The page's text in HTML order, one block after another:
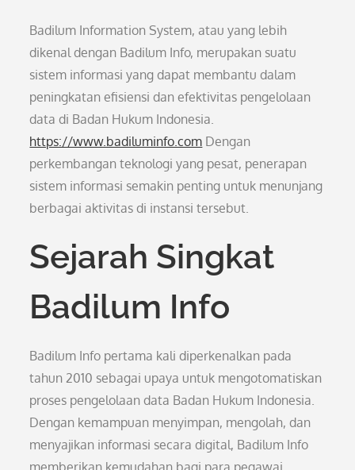
Badilum Information System, atau yang lebih
dikenal dengan Badilum Info, merupakan suatu
sistem informasi yang dapat membantu dalam
peningkatan efisiensi dan efektivitas pengelolaan
data di Badan Hukum Indonesia.
https://www.badiluminfo.com Dengan
perkembangan teknologi yang pesat, penerapan
sistem informasi semakin penting untuk menunjang
berbagai aktivitas di instansi tersebut.
Sejarah Singkat
Badilum Info
Badilum Info pertama kali diperkenalkan pada
tahun 2010 sebagai upaya untuk mengotomatiskan
proses pengelolaan data Badan Hukum Indonesia.
Dengan kemampuan menyimpan, mengolah, dan
menyajikan informasi secara digital, Badilum Info
memberikan kemudahan bagi para pegawai